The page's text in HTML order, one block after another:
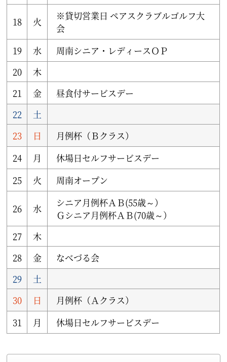
18 火
※貸切営業日 ペアスクラブルゴルフ大
会
19
水
周南シニア・レディースＯＰ
20
木
21
金
昼食付サービスデー
22
土
23
日
月例杯（Ｂクラス）
24
月
休場日セルフサービスデー
25
火 周南オープン
26 水
シニア月例杯ＡＢ(55歳～）
Ｇシニア月例杯ＡＢ(70歳～）
27
木
28
金
なべづる会
29
土
30
日
月例杯（Ａクラス）
31
月 休場日セルフサービスデー